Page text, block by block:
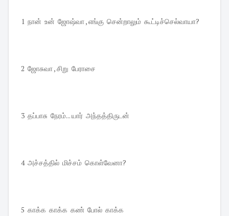
1 நான் உன் ஜோஷ்வா , எங்கு சென்றாலும் கூட்டிச்செல்வாயா?
2 ஜோசுவா , சிறு பேராசை
3 தப்பாசு நேரம்... யார் அந்தத்திருடன்
4 அச்சத்தில் மிச்சம் கொள்வேனா?
5 காக்க காக்க கண் போல் காக்க